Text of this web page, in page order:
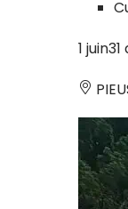
1 juin31